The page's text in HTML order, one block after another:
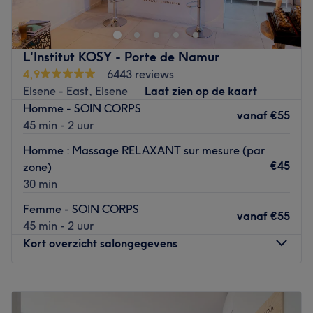
behandelingen bestaan uit Epilatie,
Gelaatsbehandelingen en lichaamsmassage.
Dichtstbijzijnde openbaar vervoer:
Gent Gravensteen.
Het team:
Onze twee Beauty experten Isabella en Morgane zijn
behandeling ook professioneel advies geven, doormiddel
van ons huidanalyse apparaat.
Sfeer: Sfeer waar je jezelf snel thuis voelt. Altijd warm
ontvangst en persoonlijke benadering
Gespecialiseerd in: Gelaatsverzorging
vestiging zit aan de Grootkanonplein 1.
L'Institut KOSY - Porte de Namur
4,9
6443 reviews
Elsene - East, Elsene
Laat zien op de kaart
Homme - SOIN CORPS
45 min - 2 uur
vanaf €55
Homme : Massage RELAXANT sur mesure (par
zone)
30 min
€45
Femme - SOIN CORPS
45 min - 2 uur
vanaf €55
Kort overzicht salongegevens
10:00
20:00